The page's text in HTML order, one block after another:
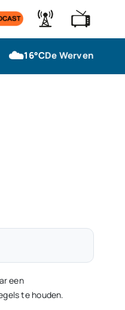
☁️16°CDe Werven
een
te houden.